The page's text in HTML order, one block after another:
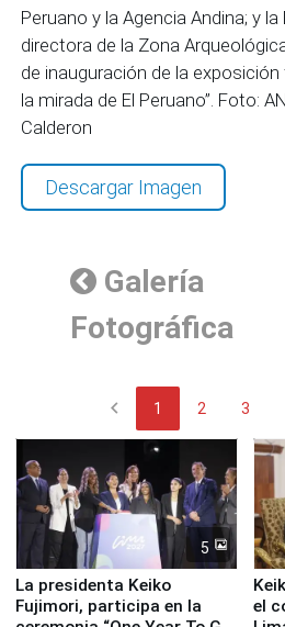
Peruano y la Agencia Andina; y la
directora de la Zona
de inauguración de la
la mirada de El Peruano”. Foto:
Calderon
Descargar Imagen
Galería
Fotográfica
chevron_left 1 2 3
5
La presidenta Keiko
Fujimori, participa en la
el